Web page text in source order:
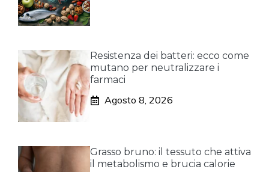
Resistenza dei batteri: ecco come
mutano per neutralizzare i
farmaci
Agosto 8, 2026
Grasso bruno: il tessuto che attiva
il metabolismo e brucia calorie